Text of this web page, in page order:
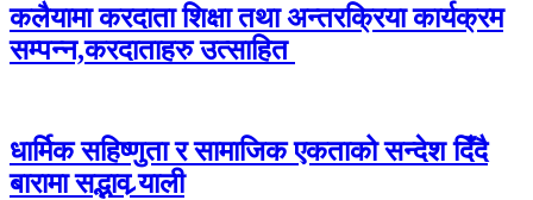
कलैयामा करदाता शिक्षा तथा अन्तरक्रिया कार्यक्रम
सम्पन्न,करदाताहरु उत्साहित
धार्मिक सहिष्णुता र सामाजिक एकताको सन्देश दिँदै
बारामा सद्भाव र्‍याली